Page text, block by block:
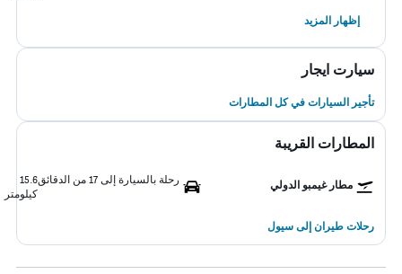
إظهار المزيد
سيارت ايجار
تأجير السيارات في كل المطارات
المطارات القريبة
مطار غيمبو الدولي رحلة بالسيارة إلى 17 من الدقائق
15.6
كيلومتر
رحلات طيران إلى سيول